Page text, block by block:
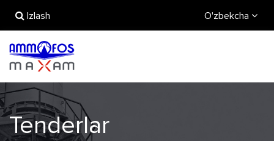
Izlash O'zbekcha
Tenderlar